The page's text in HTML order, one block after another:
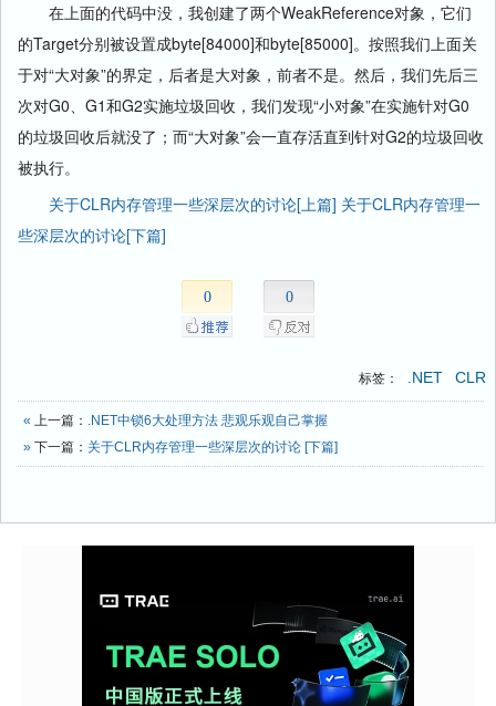
  24:
     {
  26:
         LargeObjRef =
new WeakReference(new byte[85000]);
  27:
     }
  28:
}
在上面的代码中没，我创建了两个WeakReference对象，它们
的Target分别被设置成byte[84000]和byte[85000]。按照我们上面关
于对“大对象”的界定，后者是大对象，前者不是。然后，我们先后三
次对G0、G1和G2实施垃圾回收，我们发现“小对象”在实施针对G0
的垃圾回收后就没了；而“大对象”会一直存活直到针对G2的垃圾回收
被执行。
关于CLR内存管理一些深层次的讨论[上篇] 关于CLR内存管理一
些深层次的讨论[下篇]
0 0
标签： .NET CLR
« 上一篇： .NET中锁6大处理方法 悲观乐观自己掌握
» 下一篇： 关于CLR内存管理一些深层次的讨论 [下篇]